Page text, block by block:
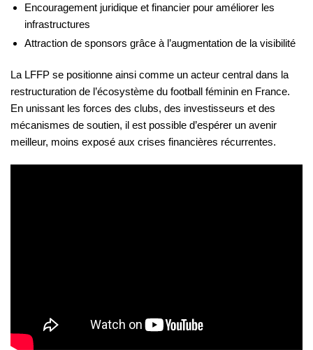
Encouragement juridique et financier pour améliorer les
infrastructures
Attraction de sponsors grâce à l’augmentation de la visibilité
La LFFP se positionne ainsi comme un acteur central dans la
restructuration de l’écosystème du football féminin en France.
En unissant les forces des clubs, des investisseurs et des
mécanismes de soutien, il est possible d’espérer un avenir
meilleur, moins exposé aux crises financières récurrentes.